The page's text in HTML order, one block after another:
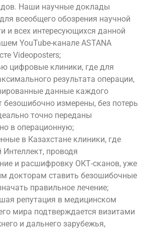
Наши научные доклады
всеобщего обозрения научной
и всех интересующихся данной
YouTube-канале ASTANA
Videoposters;
цифровые клиники, где для
результата операции,
данные каждого
безошибочно измерены, без потерь
точно переданы
в операционную;
в Казахстане клиники, где
проводя
и расшифровку ОКТ-сканов, уже
докторам ставить безошибочные
правильное лечение;
репутация в медицинском
мира подтверждается визитами
и дальнего зарубежья,